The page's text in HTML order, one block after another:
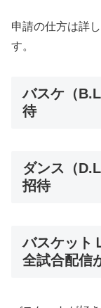
申請の仕方は詳
す。
バスケ（
待
ダンス（
招待
バスケット
全試合配信